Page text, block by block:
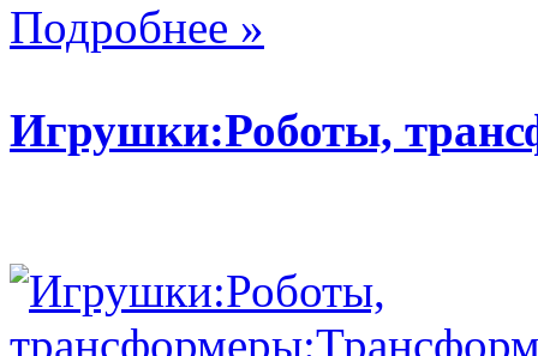
Подробнее »
Игрушки:Роботы,